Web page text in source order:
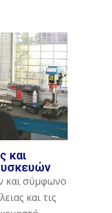
και
και σύμφωνο
και τις